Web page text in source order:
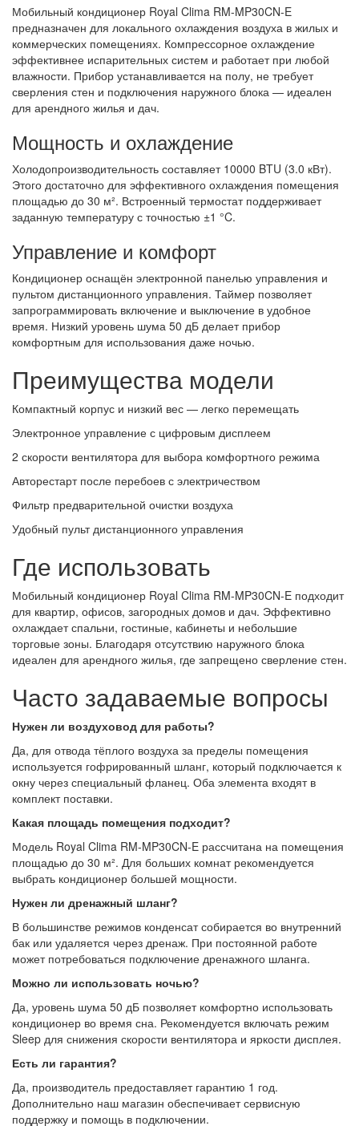
Мобильный кондиционер Royal Clima RM-MP30CN-E
предназначен для локального охлаждения воздуха в жилых и
коммерческих помещениях. Компрессорное охлаждение
эффективнее испарительных систем и работает при любой
влажности. Прибор устанавливается на полу, не требует
сверления стен и подключения наружного блока — идеален
для арендного жилья и дач.
Мощность и охлаждение
Холодопроизводительность составляет 10000 BTU (3.0 кВт).
Этого достаточно для эффективного охлаждения помещения
площадью до 30 м². Встроенный термостат поддерживает
заданную температуру с точностью ±1 °C.
Управление и комфорт
Кондиционер оснащён электронной панелью управления и
пультом дистанционного управления. Таймер позволяет
запрограммировать включение и выключение в удобное
время. Низкий уровень шума 50 дБ делает прибор
комфортным для использования даже ночью.
Преимущества модели
Компактный корпус и низкий вес — легко перемещать
Электронное управление с цифровым дисплеем
2 скорости вентилятора для выбора комфортного режима
Авторестарт после перебоев с электричеством
Фильтр предварительной очистки воздуха
Удобный пульт дистанционного управления
Где использовать
Мобильный кондиционер Royal Clima RM-MP30CN-E подходит
для квартир, офисов, загородных домов и дач. Эффективно
охлаждает спальни, гостиные, кабинеты и небольшие
торговые зоны. Благодаря отсутствию наружного блока
идеален для арендного жилья, где запрещено сверление стен.
Часто задаваемые вопросы
Нужен ли воздуховод для работы?
Да, для отвода тёплого воздуха за пределы помещения
используется гофрированный шланг, который подключается к
окну через специальный фланец. Оба элемента входят в
комплект поставки.
Какая площадь помещения подходит?
Модель Royal Clima RM-MP30CN-E рассчитана на помещения
площадью до 30 м². Для больших комнат рекомендуется
выбрать кондиционер большей мощности.
Нужен ли дренажный шланг?
В большинстве режимов конденсат собирается во внутренний
бак или удаляется через дренаж. При постоянной работе
может потребоваться подключение дренажного шланга.
Можно ли использовать ночью?
Да, уровень шума 50 дБ позволяет комфортно использовать
кондиционер во время сна. Рекомендуется включать режим
Sleep для снижения скорости вентилятора и яркости дисплея.
Есть ли гарантия?
Да, производитель предоставляет гарантию 1 год.
Дополнительно наш магазин обеспечивает сервисную
поддержку и помощь в подключении.